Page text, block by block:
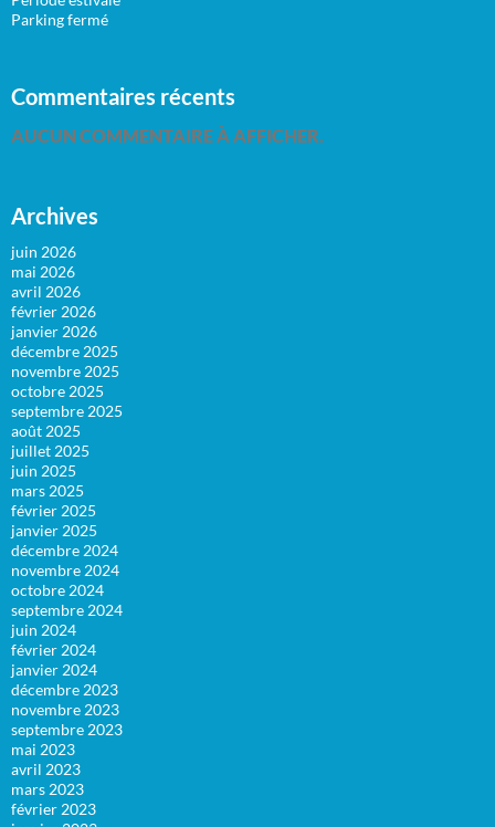
Parking fermé
Commentaires récents
AUCUN COMMENTAIRE À AFFICHER.
Archives
juin 2026
mai 2026
avril 2026
février 2026
janvier 2026
décembre 2025
novembre 2025
octobre 2025
septembre 2025
août 2025
juillet 2025
juin 2025
mars 2025
février 2025
janvier 2025
décembre 2024
novembre 2024
octobre 2024
septembre 2024
juin 2024
février 2024
janvier 2024
décembre 2023
novembre 2023
septembre 2023
mai 2023
avril 2023
mars 2023
février 2023